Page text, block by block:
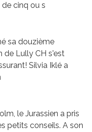
cinq ou s
sa douzième
de Lully CH s'est
Silvia Iklé a
le Jurassien a pris
petits conseils. A son